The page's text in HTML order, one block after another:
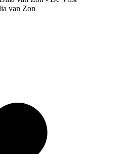
van Zon